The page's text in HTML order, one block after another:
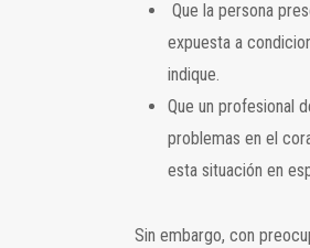
Que la persona
expuesta a
indique.
Que un profesional
problemas en el
esta situación en
Sin embargo, con